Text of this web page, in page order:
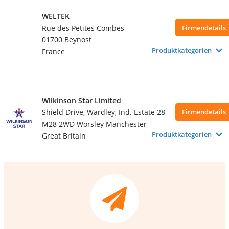
WELTEK
Rue des Petites Combes
01700 Beynost
France
Firmendetails
Produktkategorien
Wilkinson Star Limited
Shield Drive, Wardley, Ind. Estate 28
M28 2WD Worsley Manchester
Great Britain
Firmendetails
Produktkategorien